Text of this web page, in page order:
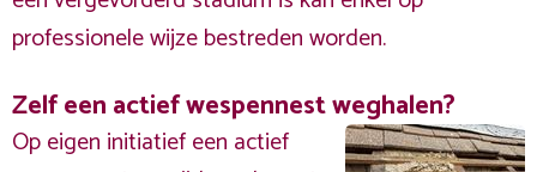
professionele wijze bestreden worden.
Zelf een actief wespennest weghalen?
Op eigen initiatief een actief